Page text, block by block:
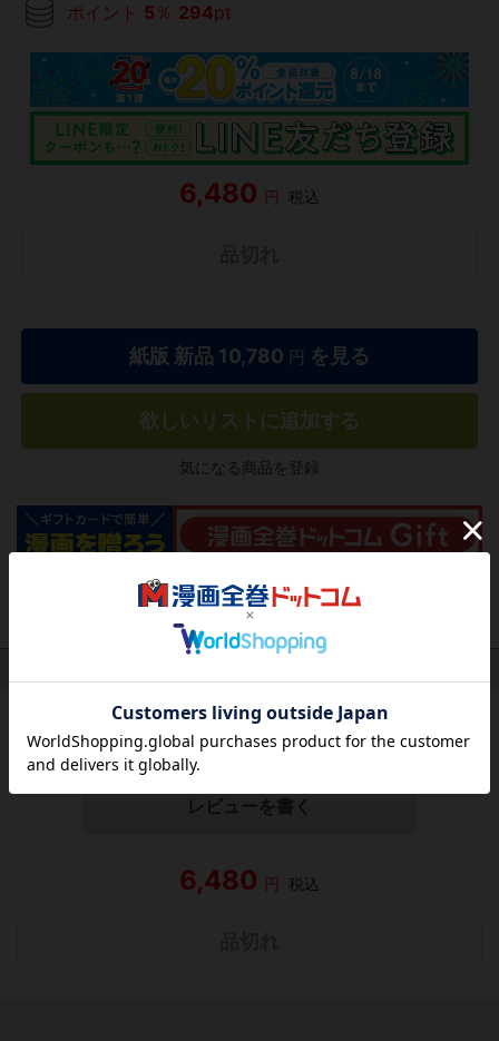
ポイント 5 ％ 294pt
6,480 円 税込
紙版 新品 10,780 円 を見る
欲しいリストに追加する
気になる商品を登録
この作品にはまだレビューがありません。 今後読まれる
方のために感想を共有してもらえませんか？
レビューを書く
6,480 円 税込